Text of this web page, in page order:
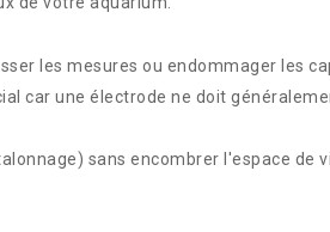
les mesures ou endommager les
car une électrode ne doit
sans encombrer l'espace de